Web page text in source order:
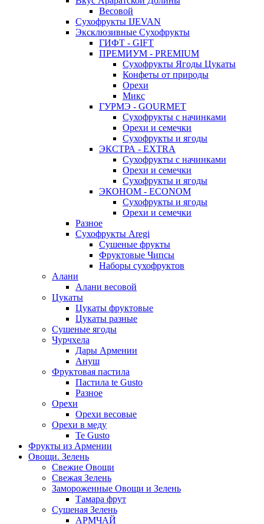
Весовой
Сухофрукты IJEVAN
Эксклюзивные Сухофрукты
ГИФТ - GIFT
ПРЕМИУМ - PREMIUM
Сухофрукты Ягоды Цукаты
Конфеты от природы
Орехи
Микс
ГУРМЭ - GOURMET
Сухофрукты с начинками
Орехи и семечки
Сухофрукты и ягоды
ЭКСТРА - EXTRA
Сухофрукты с начинками
Орехи и семечки
Сухофрукты и ягоды
ЭКОНОМ - ECONOM
Сухофрукты и ягоды
Орехи и семечки
Разное
Сухофрукты Aregi
Сушеные фрукты
Фруктовые Чипсы
Наборы сухофруктов
Алани
Алани весовой
Цукаты
Цукаты фруктовые
Цукаты разные
Сушеные ягоды
Чурчхела
Дары Армении
Ануш
Фруктовая пастила
Пастила te Gusto
Разное
Орехи
Орехи весовые
Орехи в меду
Te Gusto
Фрукты из Армении
Овощи. Зелень
Свежие Овощи
Свежая Зелень
Замороженные Овощи и Зелень
Тамара фрут
Сушеная Зелень
АРМЧАЙ